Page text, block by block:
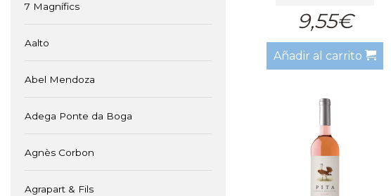
7 Magnífics
Aalto
Abel Mendoza
Adega Ponte da Boga
Agnès Corbon
Agrapart & Fils
9,55€
Añadir al carrito